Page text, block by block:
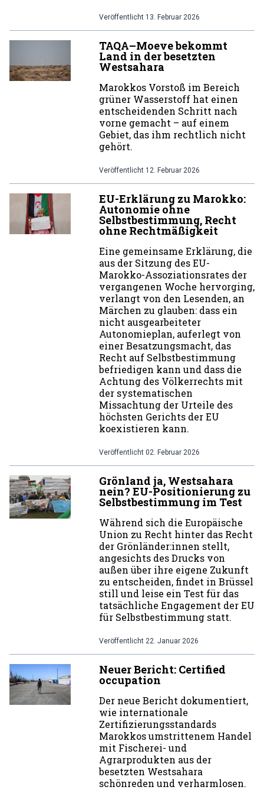
Veröffentlicht 13. Februar 2026
TAQA–Moeve bekommt
Land in der besetzten
Westsahara
Marokkos Vorstoß im Bereich
grüner Wasserstoff hat einen
entscheidenden Schritt nach
vorne gemacht – auf einem
Gebiet, das ihm rechtlich nicht
gehört.
Veröffentlicht 12. Februar 2026
EU-Erklärung zu Marokko:
Autonomie ohne
Selbstbestimmung, Recht
ohne Rechtmäßigkeit
Eine gemeinsame Erklärung, die
aus der Sitzung des EU-
Marokko-Assoziationsrates der
vergangenen Woche hervorging,
verlangt von den Lesenden, an
Märchen zu glauben: dass ein
nicht ausgearbeiteter
Autonomieplan, auferlegt von
einer Besatzungsmacht, das
Recht auf Selbstbestimmung
befriedigen kann und dass die
Achtung des Völkerrechts mit
der systematischen
Missachtung der Urteile des
höchsten Gerichts der EU
koexistieren kann.
Veröffentlicht 02. Februar 2026
Grönland ja, Westsahara
nein? EU-Positionierung zu
Selbstbestimmung im Test
Während sich die Europäische
Union zu Recht hinter das Recht
der Grönländer:innen stellt,
angesichts des Drucks von
außen über ihre eigene Zukunft
zu entscheiden, findet in Brüssel
still und leise ein Test für das
tatsächliche Engagement der EU
für Selbstbestimmung statt.
Veröffentlicht 22. Januar 2026
Neuer Bericht: Certified
occupation
Der neue Bericht dokumentiert,
wie internationale
Zertifizierungsstandards
Marokkos umstrittenem Handel
mit Fischerei- und
Agrarprodukten aus der
besetzten Westsahara
schönreden und verharmlosen.